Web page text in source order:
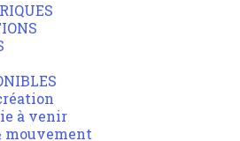
à venir
mouvement